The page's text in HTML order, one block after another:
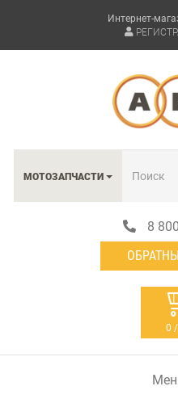
Интернет-
МОТОЗАПЧАСТИ
8
0